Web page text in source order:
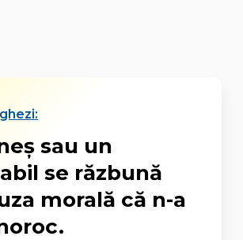
sau un
se răzbună
morală că n-a